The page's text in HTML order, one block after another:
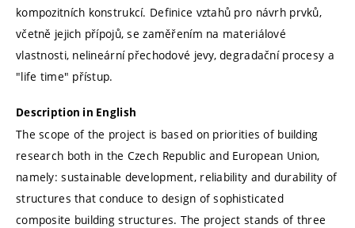
kompozitních konstrukcí. Definice vztahů pro návrh prvků,
včetně jejich přípojů, se zaměřením na materiálové
vlastnosti, nelineární přechodové jevy, degradační procesy a
"life time" přístup.
Description in English
The scope of the project is based on priorities of building
research both in the Czech Republic and European Union,
namely: sustainable development, reliability and durability of
structures that conduce to design of sophisticated
composite building structures. The project stands of three